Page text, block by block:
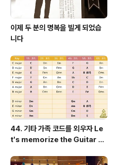
이제 두 분의 명복을 빌게 되었습
니다
44. 기타 가족 코드를 외우자 Le
t's memorize the Guitar Fa
실]